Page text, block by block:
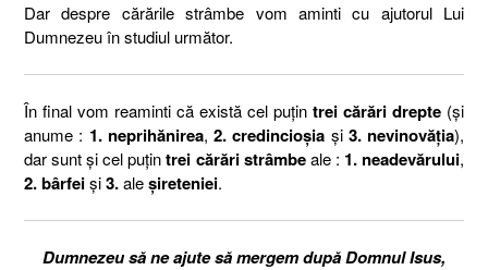
Dar despre cărările strâmbe vom aminti cu ajutorul Lui
Dumnezeu în studiul următor.
În final vom reaminti că există cel puțin trei cărări drepte (și
anume : 1. neprihănirea, 2. credincioșia și3. nevinovăția),
dar sunt și cel puțintrei cărări strâmbeale : 1. neadevărului,
2. bârfeiși3.aleșireteniei.
Dumnezeu să ne ajute să mergem după Domnul Isus,